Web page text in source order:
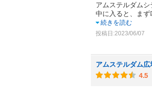
アムステルダムシ
中に入ると、ま
続きを読む
投稿日:2023/06/07
アムステルダム広
4.5